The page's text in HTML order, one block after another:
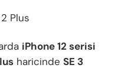
iPhone 12 serisi
haricinde SE 3